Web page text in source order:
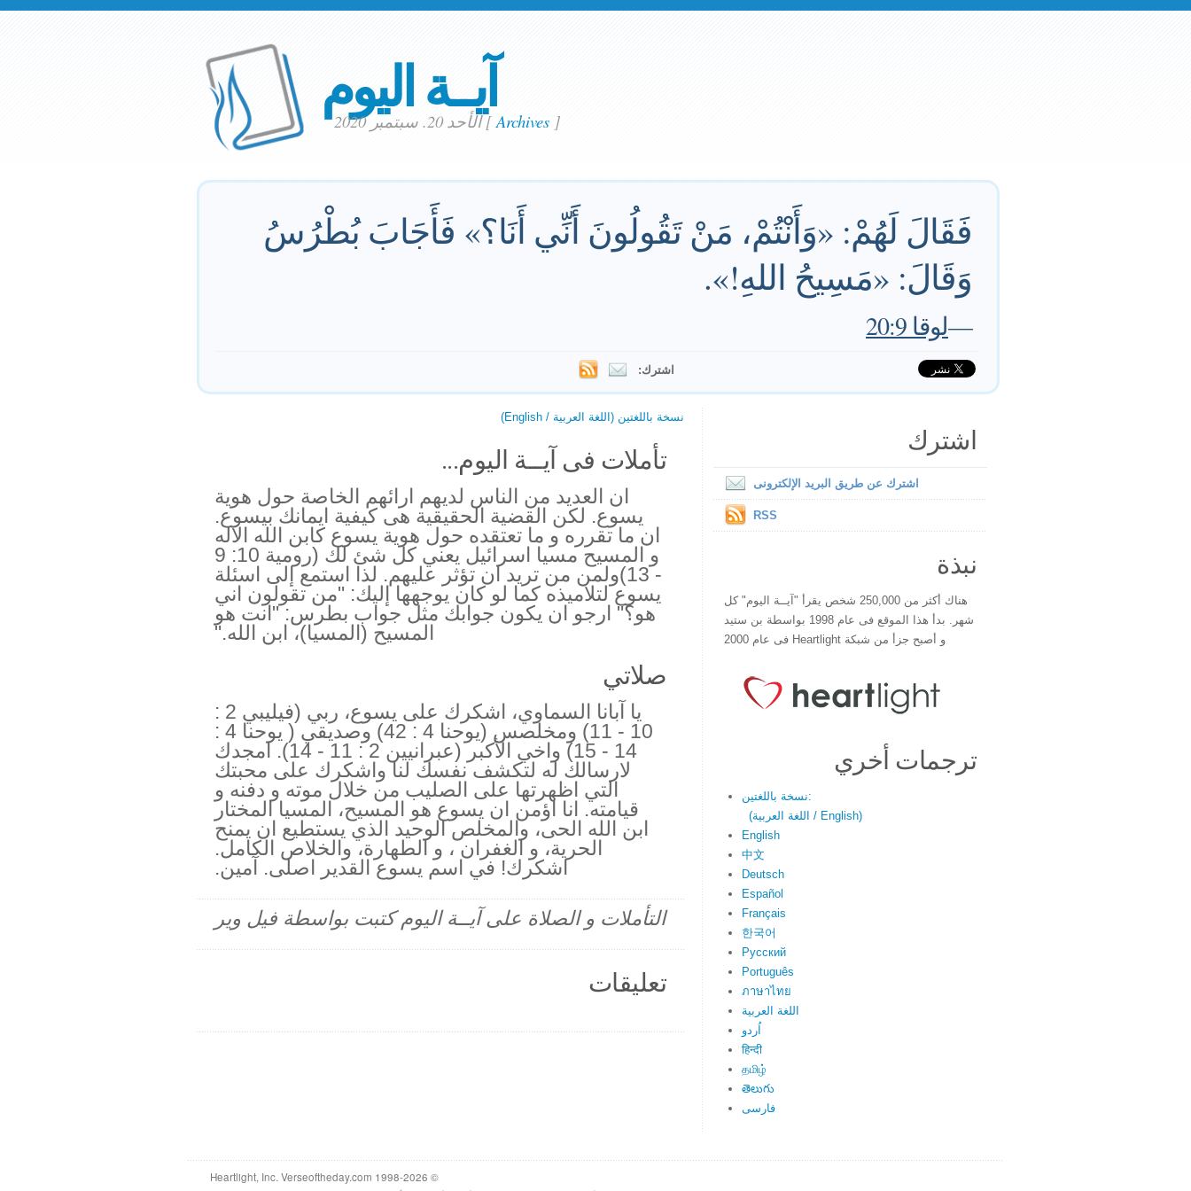
آيــة اليوم
الأحد 20. سبتمبر 2020[Archives]
فَقَالَ لَهُمْ: «وَأَنْتُمْ، مَنْ تَقُولُونَ أَنِّي أَنَا؟» فَأَجَابَ بُطْرُسُ
وَقَالَ: «مَسِيحُ اللهِ!».
—لوقا 20:9
اشترك:
نسخة باللغتين (اللغة العربية / English)
تأملات فى آيــة اليوم...
ان العديد من الناس لديهم ارائهم الخاصة حول هوية
يسوع. لكن القضية الحقيقية هى كيفية ايمانك بيسوع.
ان ما تقرره و ما تعتقده حول هوية يسوع كابن الله الاله
و المسيح مسيا اسرائيل يعني كل شئ لك (رومية 10: 9
- 13)ولمن من تريد ان تؤثر عليهم. لذا استمع إلى اسئلة
يسوع لتلاميذه كما لو كان يوجهها إليك: "من تقولون اني
هو؟" ارجو ان يكون جوابك مثل جواب بطرس: "انت هو
المسيح (المسيا)، ابن الله."
صلاتي
يا آبانا السماوي، اشكرك على يسوع، ربي (فيليبي 2 :
10 - 11) ومخلصس (يوحنا 4 : 42) وصديقي ( يوحنا 4 :
14 - 15) واخي الأكبر (عبرانيين 2 : 11 - 14). امجدك
لارسالك له لتكشف نفسك لنا واشكرك على محبتك
التي اظهرتها على الصليب من خلال موته و دفنه و
قيامته. انا اؤمن ان يسوع هو المسيح، المسيا المختار
ابن الله الحى، والمخلص الوحيد الذي يستطيع ان يمنح
الحرية، و الغفران ، و الطهارة، والخلاص الكامل.
اشكرك! في اسم يسوع القدير اصلى. آمين.
التأملات و الصلاة على آيــة اليوم كتبت بواسطة فيل وير
تعليقات
اشترك
اشترك عن طريق البريد الإلكترونى
RSS
نبذة
هناك أكثر من 250,000 شخص يقرأ "آيــة اليوم" كل
شهر. بدأ هذا الموقع فى عام 1998 بواسطة بن ستيد
و أصبح جزأ من شبكة Heartlight فى عام 2000
ترجمات أخري
نسخة باللغتين:
(اللغة العربية / English)
English
中文
Deutsch
Español
Français
한국어
Русский
Português
ภาษาไทย
اللغة العربية
اُردو
हिन्दी
தமிழ்
తెలుగు
فارسی
© 1998-2026 Heartlight, Inc. Verseoftheday.com